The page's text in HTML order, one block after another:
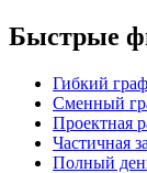
Быстрые
Гибкий
Сменный
Проектная
Частичная
Полный